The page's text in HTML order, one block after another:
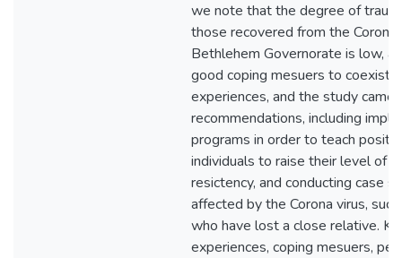
we note that the degree of
those recovered from the Corona
Bethlehem Governorate is low,
good coping mesuers to coexist
experiences, and the study
recommendations, including
programs in order to teach
individuals to raise their level of
resictency, and conducting case
affected by the Corona virus,
who have lost a close relative.
experiences, coping mesuers,